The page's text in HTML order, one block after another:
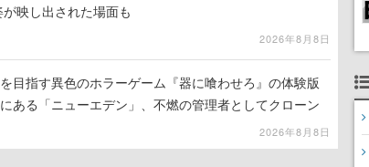
映し出された場面も
2026年8月8日
目指す異色のホラーゲーム『器に喰わせろ』の体験版
ある「ニューエデン」、不燃の管理者としてクローン
2026年8月8日